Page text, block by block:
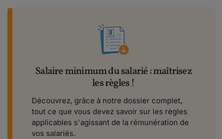
Salaire minimum du salarié : maîtrisez
les règles !
Découvrez, grâce à notre dossier complet,
tout ce que vous devez savoir sur les règles
applicables s'agissant de la rémunération de
vos salariés.